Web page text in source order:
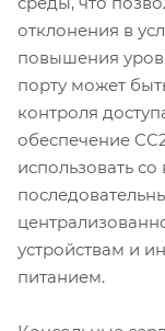
отклонения в
повышения
порту может
контроля
обеспечение
использовать
устройствам и
питанием.